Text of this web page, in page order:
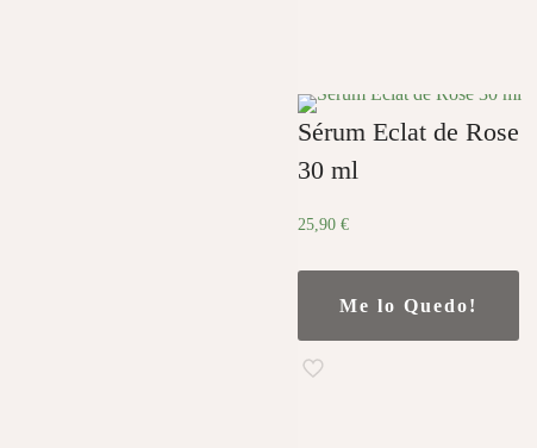
Sérum Eclat de Rose
30 ml
25,90 €
Me lo Quedo!